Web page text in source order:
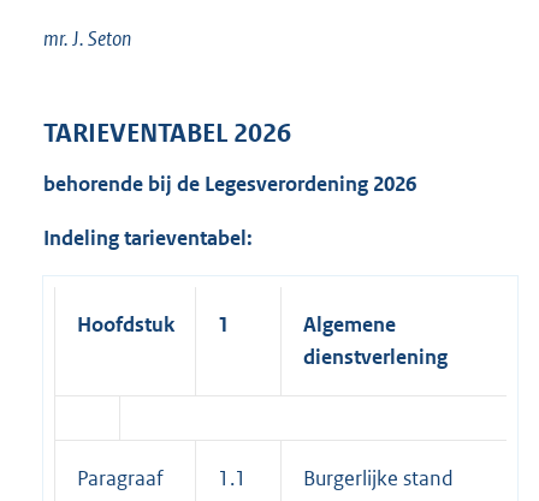
mr. J. Seton
TARIEVENTABEL 2026
behorende bij de Legesverordening 2026
Indeling tarieventabel:
Hoofdstuk 1
Algemene
dienstverlening
Paragraaf 1.1 Burgerlijke stand